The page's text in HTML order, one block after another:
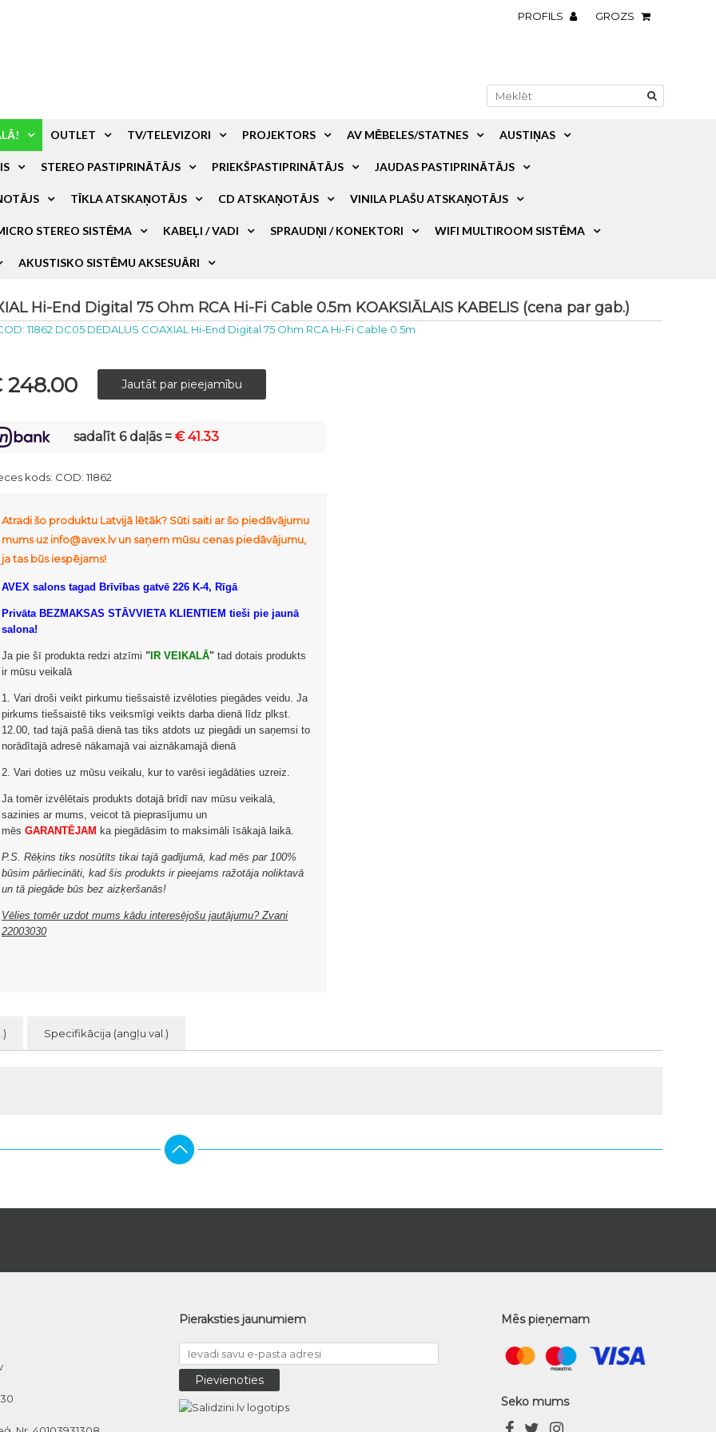
PROFILS GROZS
OUTLET TV/TELEVIZORI PROJEKTORS AV MĒBELES/STATNES AUSTIŅAS
STEREO PASTIPRINĀTĀJS PRIEKŠPASTIPRINĀTĀJS JAUDAS PASTIPRINĀTĀJS
TĪKLA ATSKAŅOTĀJS CD ATSKAŅOTĀJS VINILA PLAŠU ATSKAŅOTĀJS
STEREO SISTĒMA KABEĻI / VADI SPRAUDŅI / KONEKTORI WIFI MULTIROOM SISTĒMA
AKUSTISKO SISTĒMU AKSESUĀRI
Hi-End Digital 75 Ohm RCA Hi-Fi Cable 0.5m KOAKSIĀLAIS KABELIS (cena par gab.)
11862 DC05 DEDALUS COAXIAL Hi-End Digital 75 Ohm RCA Hi-Fi Cable 0.5m
248.00
sadalīt 6 daļās =€ 41.33
kods: COD: 11862
Atradi šo produktu Latvijā lētāk? Sūti saiti ar šo piedāvājumu
mums uz info@avex.lv un saņem mūsu cenas piedāvājumu,
ja tas būs iespējams!
AVEX salons tagad Brīvības gatvē 226 K-4, Rīgā
Privāta BEZMAKSAS STĀVVIETA KLIENTIEM tieši pie jaunā
salona!
Ja pie šī produkta redzi atzīmi " IR VEIKALĀ" tad dotais produkts
ir mūsu veikalā
1. Vari droši veikt pirkumu tiešsaistē izvēloties piegādes veidu. Ja
pirkums tiešsaistē tiks veiksmīgi veikts darba dienā līdz plkst.
12.00, tad tajā pašā dienā tas tiks atdots uz piegādi un saņemsi to
norādītajā adresē nākamajā vai aiznākamajā dienā
2. Vari doties uz mūsu veikalu, kur to varēsi iegādāties uzreiz.
Ja tomēr izvēlētais produkts dotajā brīdī nav mūsu veikalā,
sazinies ar mums, veicot tā pieprasījumu un
mēsGARANTĒJAM ka piegādāsim to maksimāli īsākajā laikā.
P.S. Rēķins tiks nosūtīts tikai tajā gadījumā, kad mēs par 100%
būsim pārliecināti, kad šis produkts ir pieejams ražotāja noliktavā
un tā piegāde būs bez aizķeršanās!
Vēlies tomēr uzdot mums kādu interesējošu jautājumu? Zvani
22003030
Specifikācija (angļu val.)
Pieraksties jaunumiem Mēs pieņemam
Seko mums